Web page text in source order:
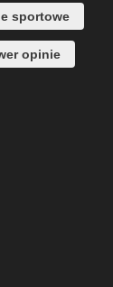
sportowe
opinie